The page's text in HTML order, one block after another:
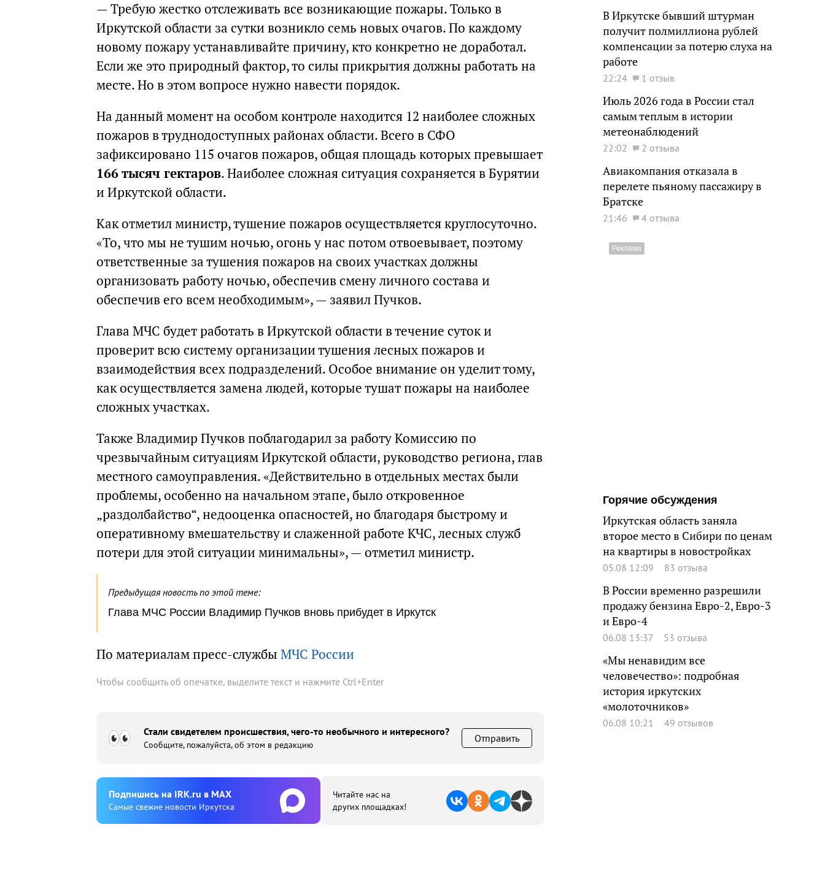
— Требую жестко отслеживать все возникающие пожары. Только в
Иркутской области за сутки возникло семь новых очагов. По каждому
новому пожару устанавливайте причину, кто конкретно не доработал.
Если же это природный фактор, то силы прикрытия должны работать на
месте. Но в этом вопросе нужно навести порядок.
На данный момент на особом контроле находится 12 наиболее сложных
пожаров в труднодоступных районах области. Всего в СФО
зафиксировано 115 очагов пожаров, общая площадь которых превышает
166 тысяч гектаров. Наиболее сложная ситуация сохраняется в Бурятии
и Иркутской области.
Как отметил министр, тушение пожаров осуществляется круглосуточно.
«То, что мы не тушим ночью, огонь у нас потом отвоевывает, поэтому
ответственные за тушения пожаров на своих участках должны
организовать работу ночью, обеспечив смену личного состава и
обеспечив его всем необходимым», — заявил Пучков.
Глава МЧС будет работать в Иркутской области в течение суток и
проверит всю систему организации тушения лесных пожаров и
взаимодействия всех подразделений. Особое внимание он уделит тому,
как осуществляется замена людей, которые тушат пожары на наиболее
сложных участках.
Также Владимир Пучков поблагодарил за работу Комиссию по
чрезвычайным ситуациям Иркутской области, руководство региона, глав
местного самоуправления. «Действительно в отдельных местах были
проблемы, особенно на начальном этапе, было откровенное
„раздолбайство“, недооценка опасностей, но благодаря быстрому и
оперативному вмешательству и слаженной работе КЧС, лесных служб
потери для этой ситуации минимальны», — отметил министр.
Предыдущая новость по этой теме:
Глава МЧС России Владимир Пучков вновь прибудет в Иркутск
По материалам пресс-службы МЧС России
Чтобы сообщить об опечатке, выделите текст и нажмите Ctrl+Enter
Стали свидетелем происшествия, чего-то необычного и интересного?
Сообщите, пожалуйста, об этом в редакцию
Отправить
Подпишиcь на IRK.ru в MAX
Cамые свежие новости Иркутска
Читайте нас на
других площадках!
В Иркутске бывший штурман
получит полмиллиона рублей
компенсации за потерю слуха на
работе
22:24 1 отзыв
Июль 2026 года в России стал
самым теплым в истории
метеонаблюдений
22:02 2 отзыва
Авиакомпания отказала в
перелете пьяному пассажиру в
Братске
21:46 4 отзыва
Горячие обсуждения
Иркутская область заняла
второе место в Сибири по ценам
на квартиры в новостройках
05.08 12:09 83 отзыва
В России временно разрешили
продажу бензина Евро-2, Евро-3
и Евро-4
06.08 13:37 53 отзыва
«Мы ненавидим все
человечество»: подробная
история иркутских
«молоточников»
06.08 10:21 49 отзывов